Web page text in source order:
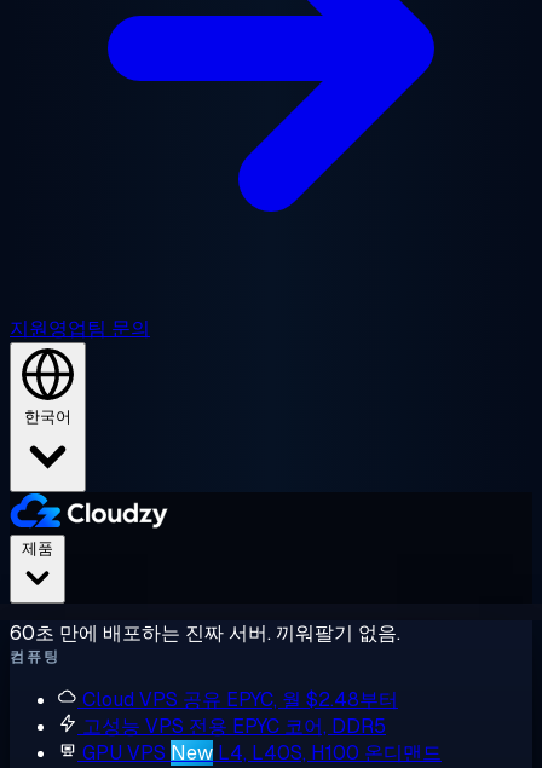
지원영업팀 문의
한국어
60초 만에 배포하는 진짜 서버. 끼워팔기 없음.
컴퓨팅
Cloud VPS 공유 EPYC, 월 $2.48부터
고성능 VPS 전용 EPYC 코어, DDR5
GPU VPS New L4, L40S, H100 온디맨드